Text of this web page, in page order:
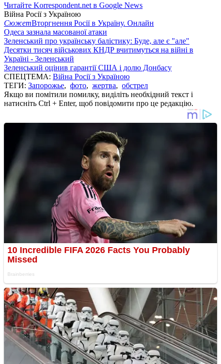
Читайте Korrespondent.net в Google News
Війна Росії з Україною
СюжетВторгнення Росії в Україну. Онлайн
Одеса зазнала масованої атаки
Зеленський про українську балістику: Буде, але є "але"
Десятки тисяч військових КНДР вчитимуться на війні в
Україні - Зеленський
Зеленський оцінив гарантії США і долю Донбасу
СПЕЦТЕМА: Війна Росії з Україною
ТЕГИ: Запорожье, фото, жертва, обстрел
Якщо ви помітили помилку, виділіть необхідний текст і
натисніть Ctrl + Enter, щоб повідомити про це редакцію.